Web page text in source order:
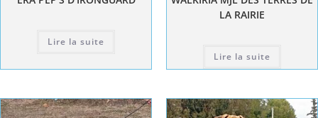
Lire la suite
LA RAIRIE
Lire la suite